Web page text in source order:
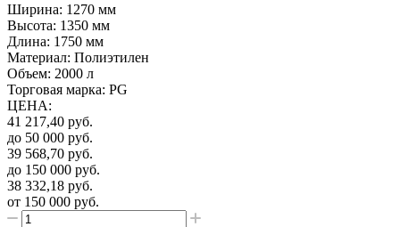
Ширина: 1270 мм
Высота: 1350 мм
Длина: 1750 мм
Материал: Полиэтилен
Объем: 2000 л
Торговая марка: PG
ЦЕНА:
41 217,40 руб.
до 50 000 руб.
39 568,70 руб.
до 150 000 руб.
38 332,18 руб.
от 150 000 руб.